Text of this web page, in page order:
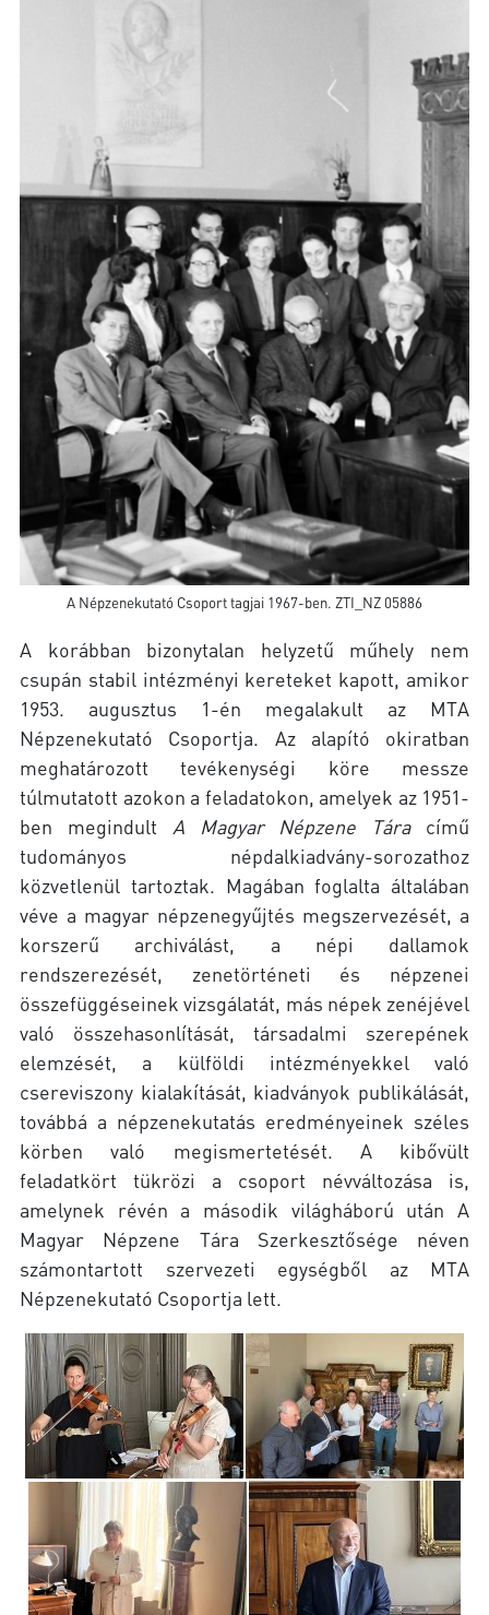
A Népzenekutató Csoport tagjai 1967-ben. ZTI_NZ 05886
A korábban bizonytalan helyzetű műhely nem
csupán stabil intézményi kereteket kapott, amikor
1953. augusztus 1-én megalakult az MTA
Népzenekutató Csoportja. Az alapító okiratban
meghatározott tevékenységi köre messze
túlmutatott azokon a feladatokon, amelyek az 1951-
ben megindult A Magyar Népzene Táracímű
tudományos népdalkiadvány-sorozathoz
közvetlenül tartoztak. Magában foglalta általában
véve a magyar népzenegyűjtés megszervezését, a
korszerű archiválást, a népi dallamok
rendszerezését, zenetörténeti és népzenei
összefüggéseinek vizsgálatát, más népek zenéjével
való összehasonlítását, társadalmi szerepének
elemzését, a külföldi intézményekkel való
csereviszony kialakítását, kiadványok publikálását,
továbbá a népzenekutatás eredményeinek széles
körben való megismertetését. A kibővült
feladatkört tükrözi a csoport névváltozása is,
amelynek révén a második világháború után A
Magyar Népzene Tára Szerkesztősége néven
számontartott szervezeti egységből az MTA
Népzenekutató Csoportja lett.